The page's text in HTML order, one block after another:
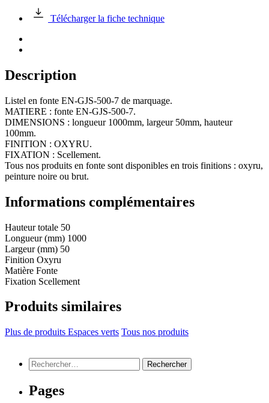
fonte
1000x50x100
Télécharger la fiche technique
Description
Listel en fonte EN-GJS-500-7 de marquage.
MATIERE : fonte EN-GJS-500-7.
DIMENSIONS : longueur 1000mm, largeur 50mm, hauteur
100mm.
FINITION : OXYRU.
FIXATION : Scellement.
Tous nos produits en fonte sont disponibles en trois finitions : oxyru,
peinture noire ou brut.
Informations complémentaires
Hauteur totale 50
Longueur (mm) 1000
Largeur (mm) 50
Finition Oxyru
Matière Fonte
Fixation Scellement
Produits similaires
Plus de produits Espaces verts Tous nos produits
Rechercher :
Pages